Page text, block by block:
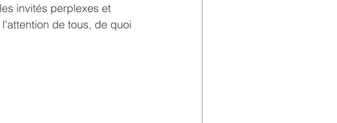
invités perplexes et
de tous, de quoi